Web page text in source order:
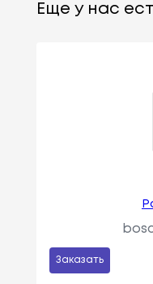
Еще у нас
Заказать